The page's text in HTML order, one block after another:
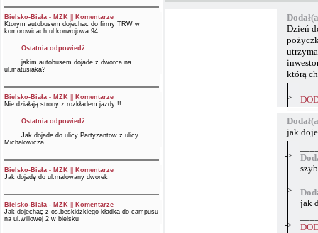
Bielsko-Biała - MZK
Komentarze
Ktorym autobusem dojechac do firmy TRW w
komorowicach ul konwojowa 94
Ostatnia odpowiedź
jakim autobusem dojade z dworca na
ul.matusiaka?
Bielsko-Biała - MZK
Komentarze
Nie działają strony z rozkładem jazdy !!
Ostatnia odpowiedź
Jak dojade do ulicy Partyzantow z ulicy
Michalowicza
Bielsko-Biała - MZK
Komentarze
Jak dojadę do ul.malowany dworek
Bielsko-Biała - MZK
Komentarze
Jak dojechaç z os.beskidzkiego kładka do campusu
na ul.willowej 2 w bielsku
Dzień
którą
->
jak
->
->
jak
->